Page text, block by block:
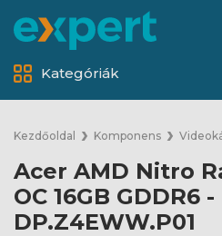
Kategóriák
Kezdőoldal Komponens
Acer AMD Nitro
OC 16GB GDDR6 -
DP.Z4EWW.P01